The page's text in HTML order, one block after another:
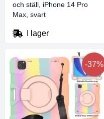
och ställ, iPhone 14 Pro
Max, svart
I lager
-37%